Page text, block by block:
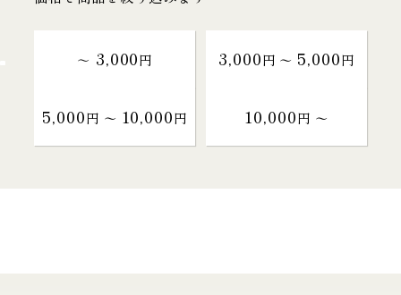
～ 3,000円 3,000円 〜 5,000円
5,000円 〜 10,000円 10,000円 〜